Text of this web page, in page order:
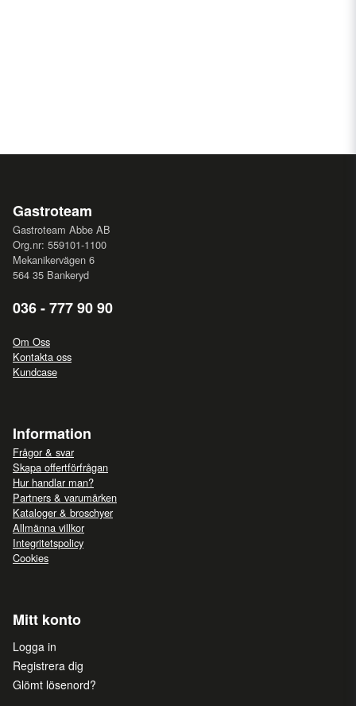
Gastroteam
Gastroteam Abbe AB
Org.nr: 559101-1100
Mekanikervägen 6
564 35 Bankeryd
036 - 777 90 90
Om Oss
Kontakta oss
Kundcase
Information
Frågor & svar
Skapa offertförfrågan
Hur handlar man?
Partners & varumärken
Kataloger & broschyer
Allmänna villkor
Integritetspolicy
Cookies
Mitt konto
Logga in
Registrera dig
Glömt lösenord?